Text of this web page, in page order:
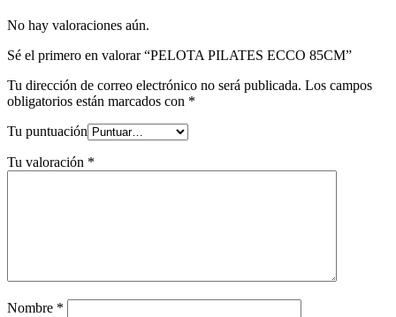
No hay valoraciones aún.
Sé el primero en valorar “PELOTA PILATES ECCO 85CM”
Tu dirección de correo electrónico no será publicada. Los campos
obligatorios están marcados con *
Tu puntuación
Tu valoración *
Nombre *